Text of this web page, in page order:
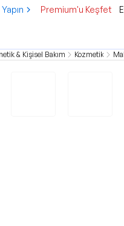
Premium'u Keşfet
& Kişisel Bakım Kozmetik